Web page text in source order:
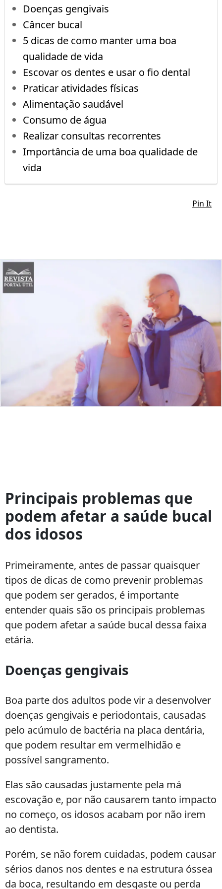
Doenças gengivais
Câncer bucal
5 dicas de como manter uma boa
qualidade de vida
Escovar os dentes e usar o fio dental
Praticar atividades físicas
Alimentação saudável
Consumo de água
Realizar consultas recorrentes
Importância de uma boa qualidade de
vida
estar
na
terceira
idade:
para
uma
saúde
de
qualidade
Pin It
Principais problemas que
podem afetar a saúde bucal
dos idosos
Primeiramente, antes de passar quaisquer
tipos de dicas de como prevenir problemas
que podem ser gerados, é importante
entender quais são os principais problemas
que podem afetar a saúde bucal dessa faixa
etária.
Doenças gengivais
Boa parte dos adultos pode vir a desenvolver
doenças gengivais e periodontais, causadas
pelo acúmulo de bactéria na placa dentária,
que podem resultar em vermelhidão e
possível sangramento.
Elas são causadas justamente pela má
escovação e, por não causarem tanto impacto
no começo, os idosos acabam por não irem
ao dentista.
Porém, se não forem cuidadas, podem causar
sérios danos nos dentes e na estrutura óssea
da boca, resultando em desgaste ou perda